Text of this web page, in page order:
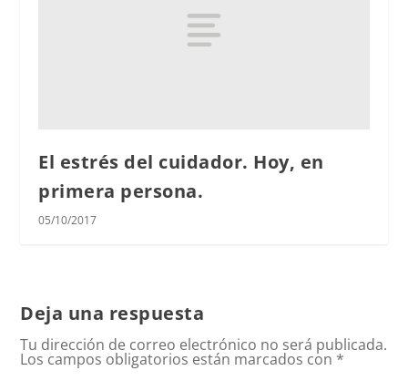
El estrés del cuidador. Hoy, en
primera persona.
05/10/2017
Deja una respuesta
Tu dirección de correo electrónico no será publicada.
Los campos obligatorios están marcados con *